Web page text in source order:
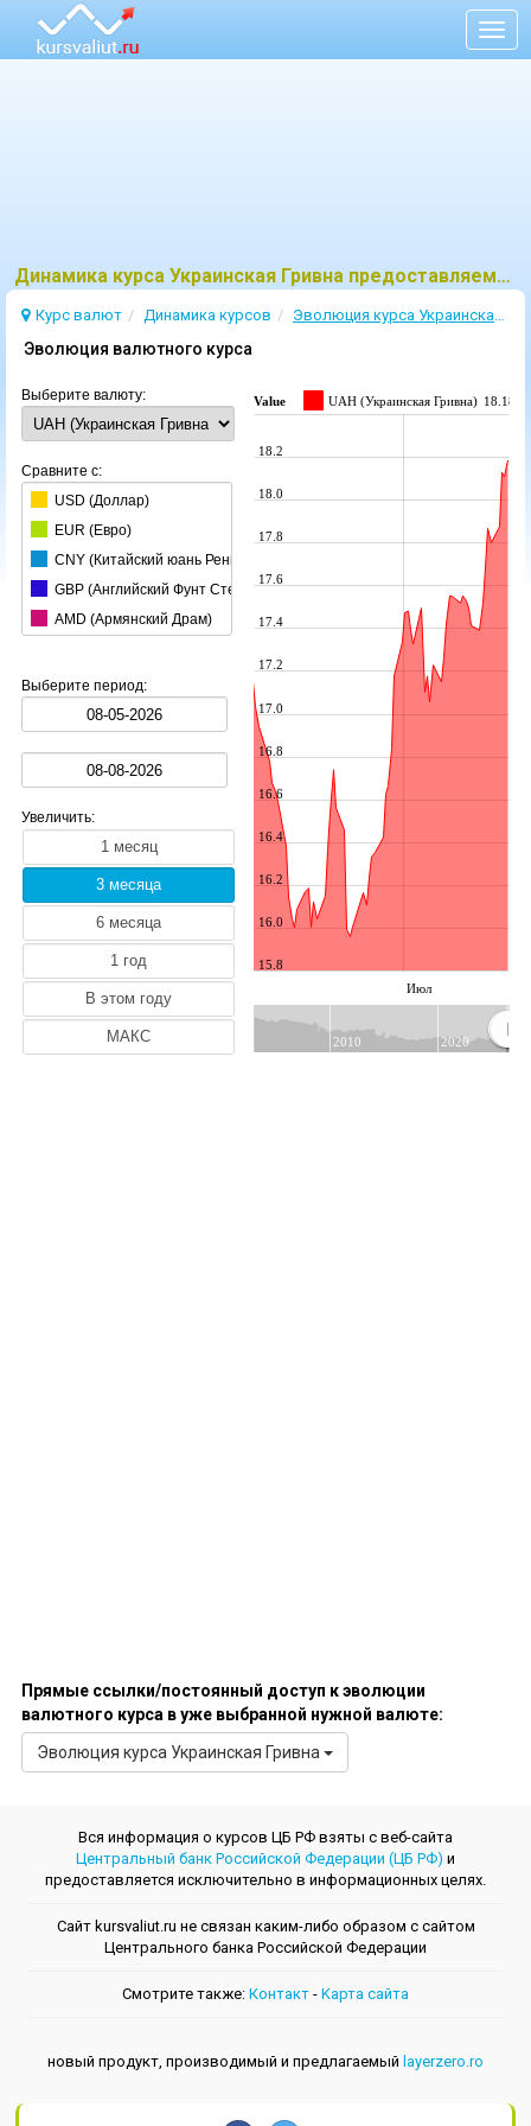
Динамика курса Украинская Гривна предоставляемый ЦБ
Курс валют Динамика курсов Эволюция курсa Украинская Гривна
Эволюция валютного курса
Выберите валюту:
Сравните с:
USD (Доллар)
EUR (Евро)
CNY (Китайский юань Ренминби)
GBP (Английский Фунт Стерлингов)
AMD (Армянский Драм)
AZN (Азербайджанский Манат)
BGN (Болгарский Лев)
BRL (Бразильский реал)
CAD (Канадский Доллар)
CHF (Швейцарский Франк)
CZK (Чешская Крона)
DKK (Датская Крона)
INR (Индийская pупия)
JPY (Японская Иена)
KGS (Киргизский Сом)
KRW (Южнокорейский вон)
Выберите период:
Увеличить:
Value UAH (Украинская Гривна) 18.1865
Июл
15.8
16.0
16.2
16.4
16.6
16.8
17.0
17.2
17.4
17.6
17.8
18.0
18.2
2010 2020
Прямые ссылки/постоянный доступ к эволюции
валютного курса в уже выбранной нужной валюте:
Эволюция курсa Украинская Гривна
Вся информация о курсов ЦБ РФ взяты с веб-сайта
Центральный банк Российской Федерации (ЦБ РФ) и
предоставляется исключительно в информационных целях.
Сайт kursvaliut.ru не связан каким-либо образом с сайтом
Центрального банкa Российской Федерации
Смотрите также: Контакт - Kарта сайта
новый продукт, производимый и предлагаемый layerzero.ro